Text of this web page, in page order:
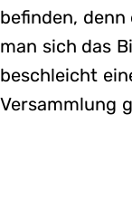
befinden, denn
man sich das
beschleicht
Versammlung